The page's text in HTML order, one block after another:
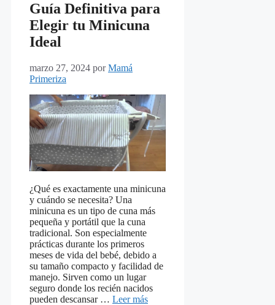
Guía Definitiva para
Elegir tu Minicuna
Ideal
marzo 27, 2024 porMamá
Primeriza
¿Qué es exactamente una minicuna
y cuándo se necesita? Una
minicuna es un tipo de cuna más
pequeña y portátil que la cuna
tradicional. Son especialmente
prácticas durante los primeros
meses de vida del bebé, debido a
su tamaño compacto y facilidad de
manejo. Sirven como un lugar
seguro donde los recién nacidos
pueden descansar … Leer más